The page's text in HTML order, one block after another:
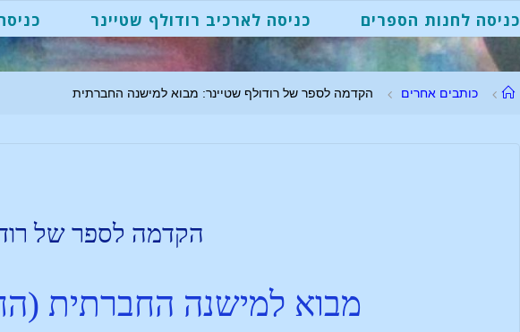
כניסה לחנות הספרים כניסה לארכיב רודולף שטיינר
כותבים אחרים הקדמה לספר של רודולף שטיינר: מבוא למישנה החברתית
הקדמה לספר של
מבוא למישנה החברתית